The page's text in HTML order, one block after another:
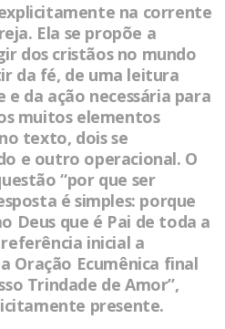
na corrente
Ela se propõe a
dos cristãos no mundo
da fé, de uma leitura
da ação necessária para
muitos elementos
texto, dois se
e outro operacional. O
“por que ser
é simples: porque
Deus que é Pai de toda a
inicial a
Oração Ecumênica final
Trindade de Amor”,
presente.